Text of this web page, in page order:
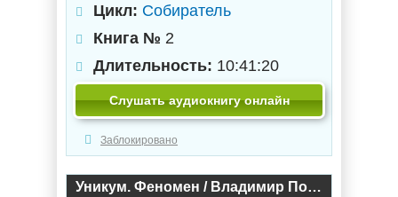
Цикл: Собиратель
Книга № 2
Длительность: 10:41:20
Слушать аудиокнигу онлайн
Заблокировано
Уникум. Феномен / Владимир Поселягин (2)